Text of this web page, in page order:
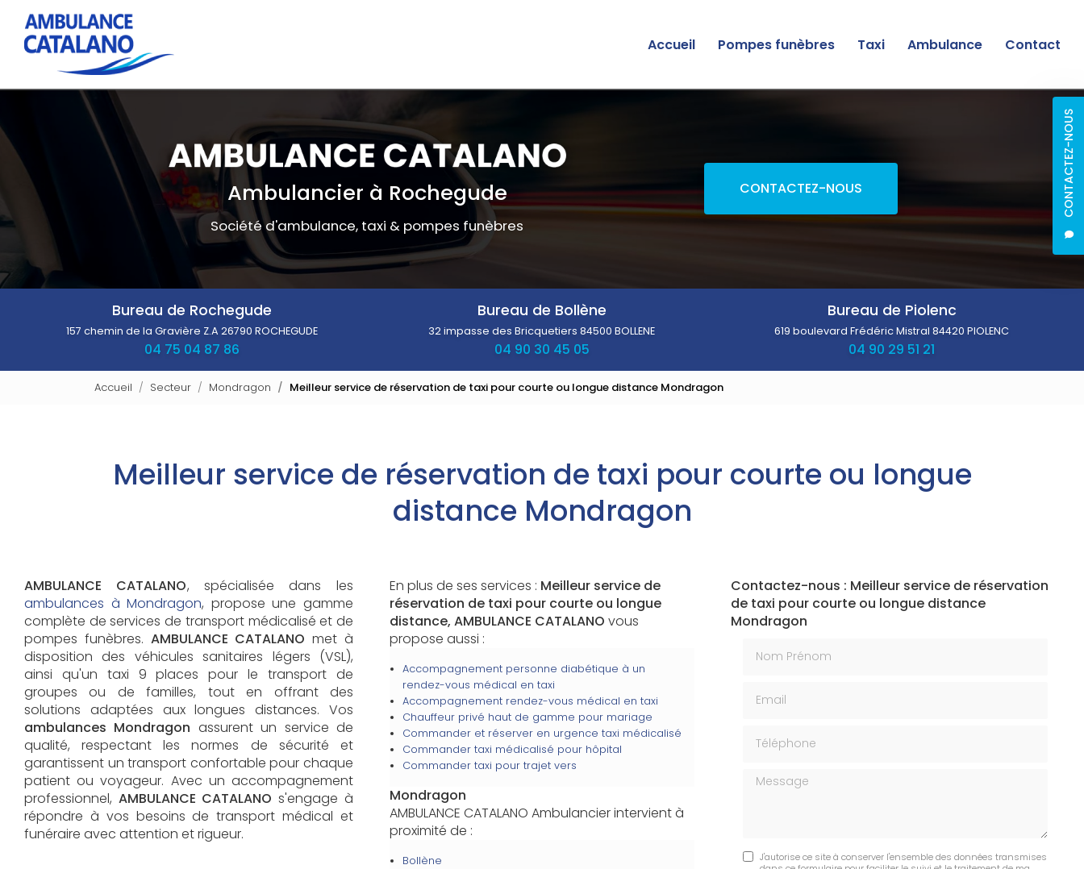
contenu
CONTACTEZ-NOUS
Accueil
Pompes funèbres Taxi Ambulance Contact
Ambulancier à Rochegude
Société d'ambulance, taxi & pompes funèbres
CONTACTEZ-NOUS
Bureau de Rochegude
157 chemin de la Gravière Z.A26790 ROCHEGUDE
04 75 04 87 86
Bureau de Bollène
32 impasse des Bricquetiers84500 BOLLENE
04 90 30 45 05
Bureau de Piolenc
619 boulevard Frédéric Mistral84420 PIOLENC
04 90 29 51 21
Accueil Secteur Mondragon Meilleur service de réservation de taxi pour courte ou longue distance Mondragon
Meilleur service de réservation de taxi pour courte ou longue
distance Mondragon
AMBULANCE CATALANO, spécialisée dans les
ambulances à Mondragon, propose une gamme
complète de services de transport médicalisé et de
pompes funèbres. AMBULANCE CATALANO met à
disposition des véhicules sanitaires légers (VSL),
ainsi qu'un taxi 9 places pour le transport de
groupes ou de familles, tout en offrant des
solutions adaptées aux longues distances. Vos
ambulances Mondragon assurent un service de
qualité, respectant les normes de sécurité et
garantissent un transport confortable pour chaque
patient ou voyageur. Avec un accompagnement
professionnel, AMBULANCE CATALANO s'engage à
répondre à vos besoins de transport médical et
funéraire avec attention et rigueur.
En plus de ses services : Meilleur service de
réservation de taxi pour courte ou longue
distance, AMBULANCE CATALANO vous
propose aussi :
Accompagnement personne diabétique à un
rendez-vous médical en taxi
Accompagnement rendez-vous médical en taxi
Chauffeur privé haut de gamme pour mariage
Commander et réserver en urgence taxi médicalisé
Commander taxi médicalisé pour hôpital
Commander taxi pour trajet vers
Mondragon
AMBULANCE CATALANO Ambulancier intervient à
proximité de :
Bollène
Contactez-nous : Meilleur service de réservation
de taxi pour courte ou longue distance
Mondragon
Message
J'autorise ce site à conserver l'ensemble des données transmises